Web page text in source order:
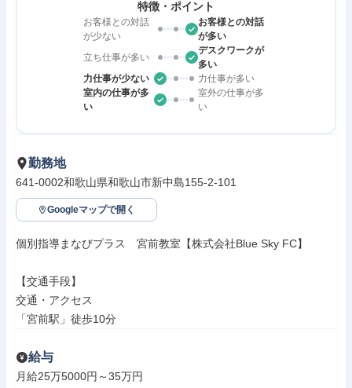
特徴・ポイント
お客様との対話
が少ない
お客様との対話
が多い
立ち仕事が多い
デスクワークが
多い
力仕事が少ない
力仕事が多い
室内の仕事が多
い
室外の仕事が多
い
勤務地
641-0002和歌山県和歌山市新中島155-2-101
Googleマップで開く
個別指導まなびプラス　宮前教室【株式会社Blue Sky FC】
【交通手段】
交通・アクセス
「宮前駅」徒歩10分
給与
月給25万5000円～35万円